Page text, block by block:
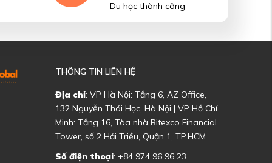
Du học thành công
THÔNG TIN LIÊN HỆ
Địa chỉ: VP Hà Nội: Tầng 6, AZ Office,
132 Nguyễn Thái Học, Hà Nội | VP Hồ Chí
Minh: Tầng 16, Tòa nhà Bitexco Financial
Tower, số 2 Hải Triều, Quận 1, TP.HCM
Số điện thoại: +84 974 96 96 23